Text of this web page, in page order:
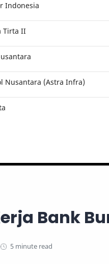
Indonesia
Tirta II
Nusantara (Astra Infra)
Bank
5 minute read